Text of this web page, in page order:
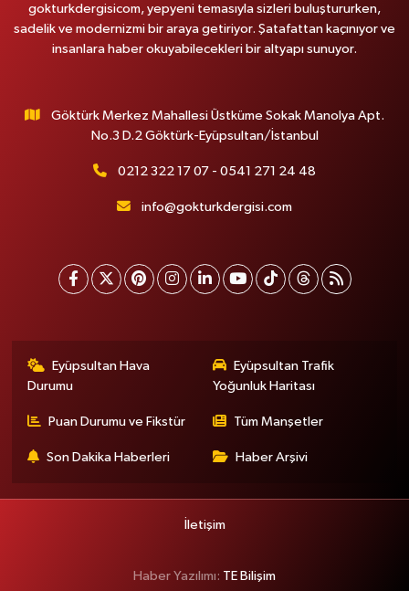
gokturkdergisicom, yepyeni temasıyla sizleri buluştururken,
sadelik ve modernizmi bir araya getiriyor. Şatafattan kaçınıyor ve
insanlara haber okuyabilecekleri bir altyapı sunuyor.
Göktürk Merkez Mahallesi Üstküme Sokak Manolya Apt.
No.3 D.2 Göktürk-Eyüpsultan/İstanbul
0212 322 17 07 - 0541 271 24 48
info@gokturkdergisi.com
Eyüpsultan Hava
Durumu
Eyüpsultan Trafik
Yoğunluk Haritası
Puan Durumu ve Fikstür Tüm Manşetler
Son Dakika Haberleri Haber Arşivi
İletişim
Haber Yazılımı: TE Bilişim